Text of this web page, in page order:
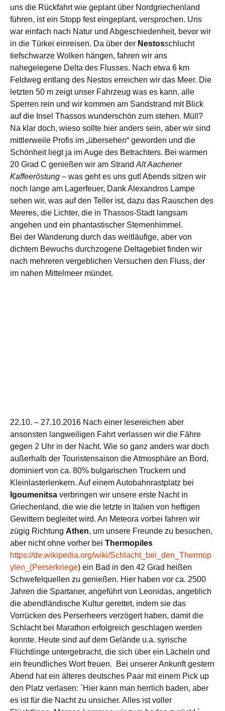
uns die Rückfahrt wie geplant über Nordgriechenland
führen, ist ein Stopp fest eingeplant, versprochen. Uns
war einfach nach Natur und Abgeschiedenheit, bevor wir
in die Türkei einreisen. Da über der Nestosschlucht
tiefschwarze Wolken hängen, fahren wir ans
nahegelegene Delta des Flusses. Nach etwa 6 km
Feldweg entlang des Nestos erreichen wir das Meer. Die
letzten 50 m zeigt unser Fahrzeug was es kann, alle
Sperren rein und wir kommen am Sandstrand mit Blick
auf die Insel Thassos wunderschön zum stehen. Müll?
Na klar doch, wieso sollte hier anders sein, aber wir sind
mittlerweile Profis im „übersehen“ geworden und die
Schönheit liegt ja im Auge des Betrachters. Bei warmen
20 Grad C genießen wir am Strand Alt Aachener
Kaffeeröstung – was geht es uns gut! Abends sitzen wir
noch lange am Lagerfeuer, Dank Alexandros Lampe
sehen wir, was auf den Teller ist, dazu das Rauschen des
Meeres, die Lichter, die in Thassos-Stadt langsam
angehen und ein phantastischer Sternenhimmel.
Bei der Wanderung durch das weitläufige, aber von
dichtem Bewuchs durchzogene Deltagebiet finden wir
nach mehreren vergeblichen Versuchen den Fluss, der
im nahen Mittelmeer mündet.
22.10. – 27.10.2016 Nach einer lesereichen aber
ansonsten langweiligen Fahrt verlassen wir die Fähre
gegen 2 Uhr in der Nacht. Wie so ganz anders war doch
außerhalb der Touristensaison die Atmosphäre an Bord,
dominiert von ca. 80% bulgarischen Truckern und
Kleinlasterlenkern. Auf einem Autobahnrastplatz bei
Igoumenitsa verbringen wir unsere erste Nacht in
Griechenland, die wie die letzte in Italien von heftigen
Gewittern begleitet wird. An Meteora vorbei fahren wir
zügig Richtung Athen, um unsere Freunde zu besuchen,
aber nicht ohne vorher bei Thermopiles
https://de.wikipedia.org/wiki/Schlacht_bei_den_Thermop
ylen_(Perserkriege) ein Bad in den 42 Grad heißen
Schwefelquellen zu genießen. Hier haben vor ca. 2500
Jahren die Spartaner, angeführt von Leonidas, angeblich
die abendländische Kultur gerettet, indem sie das
Vorrücken des Perserheers verzögert haben, damit die
Schlacht bei Marathon erfolgreich geschlagen werden
konnte. Heute sind auf dem Gelände u.a. syrische
Flüchtlinge untergebracht, die sich über ein Lächeln und
ein freundliches Wort freuen. Bei unserer Ankunft gestern
Abend hat ein älteres deutsches Paar mit einem Pick up
den Platz verlasen: ´Hier kann man herrlich baden, aber
es ist für die Nacht zu unsicher. Alles ist voller